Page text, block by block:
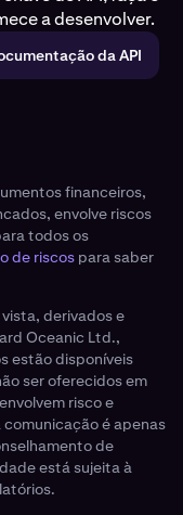
a desenvolver.
da API
financeiros,
envolve riscos
todos os
de riscos para saber
derivados e
Oceanic Ltd.,
estão disponíveis
ser oferecidos em
risco e
é apenas
de
está sujeita à